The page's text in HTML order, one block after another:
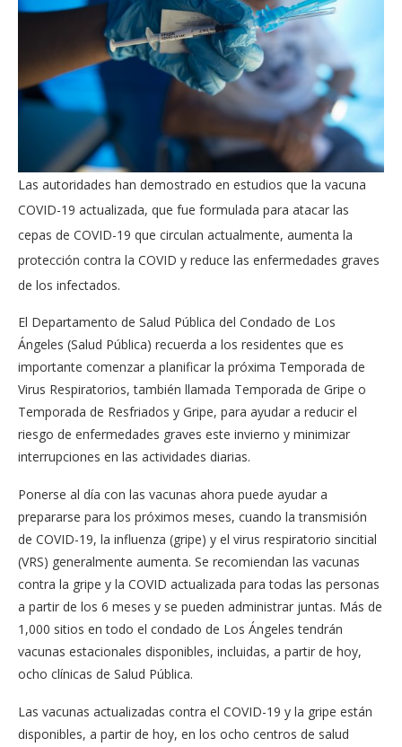
Las autoridades han demostrado en estudios que la vacuna
COVID-19 actualizada, que fue formulada para atacar las
cepas de COVID-19 que circulan actualmente, aumenta la
protección contra la COVID y reduce las enfermedades graves
de los infectados.
El Departamento de Salud Pública del Condado de Los
Ángeles (Salud Pública) recuerda a los residentes que es
importante comenzar a planificar la próxima Temporada de
Virus Respiratorios, también llamada Temporada de Gripe o
Temporada de Resfriados y Gripe, para ayudar a reducir el
riesgo de enfermedades graves este invierno y minimizar
interrupciones en las actividades diarias.
Ponerse al día con las vacunas ahora puede ayudar a
prepararse para los próximos meses, cuando la transmisión
de COVID-19, la influenza (gripe) y el virus respiratorio sincitial
(VRS) generalmente aumenta. Se recomiendan las vacunas
contra la gripe y la COVID actualizada para todas las personas
a partir de los 6 meses y se pueden administrar juntas. Más de
1,000 sitios en todo el condado de Los Ángeles tendrán
vacunas estacionales disponibles, incluidas, a partir de hoy,
ocho clínicas de Salud Pública.
Las vacunas actualizadas contra el COVID-19 y la gripe están
disponibles, a partir de hoy, en los ocho centros de salud